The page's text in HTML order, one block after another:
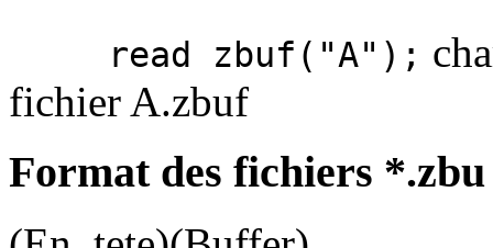
read zbuf("A");
fichier A.zbuf
Format des fichiers *.zbu